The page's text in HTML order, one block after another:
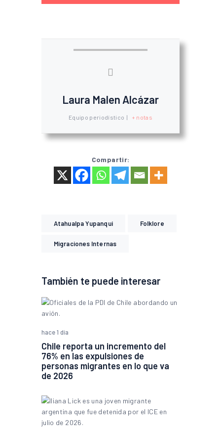
Laura Malen Alcázar
Equipo periodístico | + notas
Compartir:
Atahualpa Yupanqui Folklore
Migraciones Internas
También te puede interesar
hace 1 día
Chile reporta un incremento del
76% en las expulsiones de
personas migrantes en lo que va
de 2026